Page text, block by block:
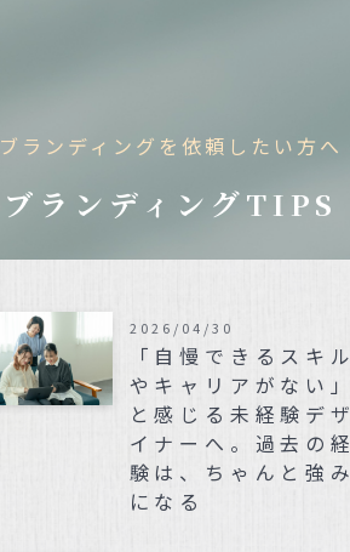
ブランディングを依頼したい方へ
ブランディングTIPS
「自慢できるスキル
やキャリアがない」
と感じる未経験デザ
イナーへ。過去の経
験は、ちゃんと強み
になる
2026/04/30